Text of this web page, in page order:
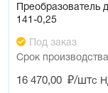
141-0,25
Под заказ
Срок
16 470,00 ₽/штс